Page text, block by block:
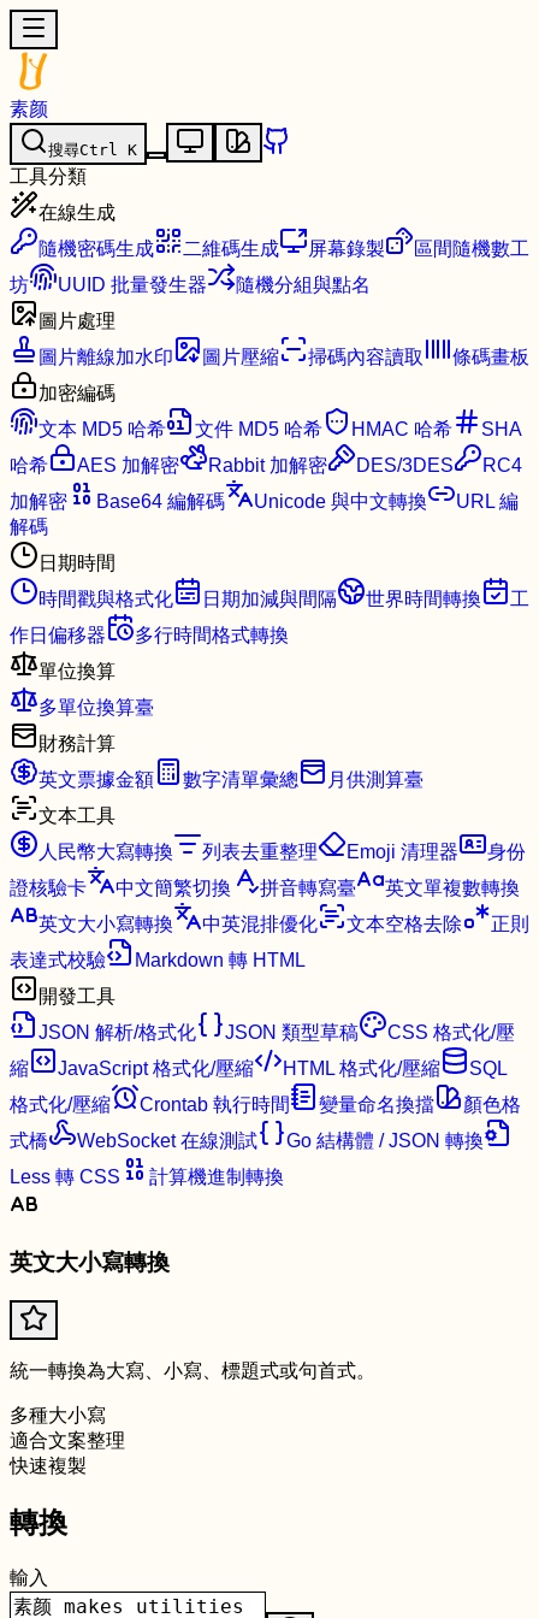
素颜
搜尋Ctrl K
工具分類
在線生成
隨機密碼生成
二維碼生成 屏幕錄製
區間隨機數工
坊
UUID 批量發生器
隨機分組與點名
圖片處理
圖片離線加水印
圖片壓縮 掃碼內容讀取
條碼畫板
加密編碼
文本 MD5 哈希
文件 MD5 哈希 HMAC 哈希
SHA
哈希
AES 加解密 Rabbit 加解密 DES/3DES
RC4
加解密
Base64 編解碼 Unicode 與中文轉換
URL 編
解碼
日期時間
時間戳與格式化
日期加減與間隔 世界時間轉換
工
作日偏移器
多行時間格式轉換
單位換算
多單位換算臺
財務計算
英文票據金額
數字清單彙總
月供測算臺
文本工具
人民幣大寫轉換
列表去重整理 Emoji 清理器
身份
證核驗卡
中文簡繁切換 拼音轉寫臺
英文單複數轉換
英文大小寫轉換
中英混排優化 文本空格去除
正則
表達式校驗
Markdown 轉 HTML
開發工具
JSON 解析/格式化
JSON 類型草稿
CSS 格式化/壓
縮
JavaScript 格式化/壓縮 HTML 格式化/壓縮
SQL
格式化/壓縮
Crontab 執行時間 變量命名換擋
顏色格
式橋
WebSocket 在線測試
Go 結構體 / JSON 轉換
Less 轉 CSS
計算機進制轉換
英文大小寫轉換
統一轉換為大寫、小寫、標題式或句首式。
多種大小寫
適合文案整理
快速複製
轉換
輸入